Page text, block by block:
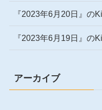
『2023年6月20日』の
『2023年6月19日』の
アーカイブ